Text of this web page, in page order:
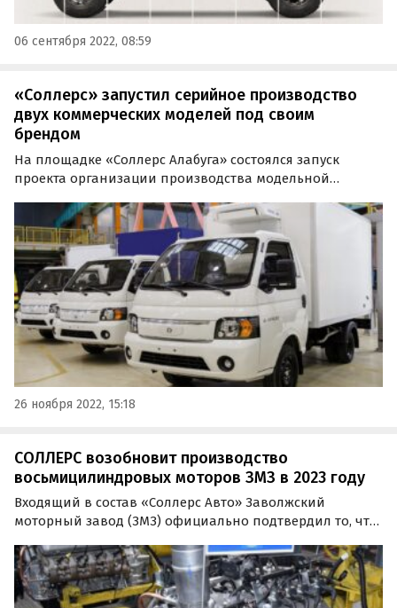
06 сентября 2022, 08:59
«Соллерс» запустил серийное производство
двух коммерческих моделей под своим
брендом
На площадке «Соллерс Алабуга» состоялся запуск
проекта организации производства модельной
брендом «Соллерс».
26 ноября 2022, 15:18
СОЛЛЕРС возобновит производство
восьмицилиндровых моторов ЗМЗ в 2023 году
Входящий в состав «Соллерс Авто» Заволжский
моторный завод (ЗМЗ) официально подтвердил то, что
производство бензиновых и битопливных двигателей
V8.